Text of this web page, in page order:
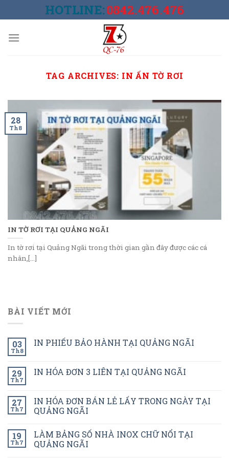
to
HOTLINE:0842.476.476
TAG ARCHIVES: IN ẤN TỜ RƠI
IN TỜ RƠI TẠI QUẢNG NGÃI
In tờ rơi tại Quảng Ngãi trong thời gian gần đây được các cá
nhân,[...]
28
Th8
BÀI VIẾT MỚI
03
Th8
IN PHIẾU BẢO HÀNH TẠI QUẢNG NGÃI
29
Th7
IN HÓA ĐƠN 3 LIÊN TẠI QUẢNG NGÃI
27
Th7
IN HÓA ĐƠN BÁN LẺ LẤY TRONG NGÀY TẠI
QUẢNG NGÃI
19
Th7
LÀM BẢNG SỐ NHÀ INOX CHỮ NỔI TẠI
QUẢNG NGÃI